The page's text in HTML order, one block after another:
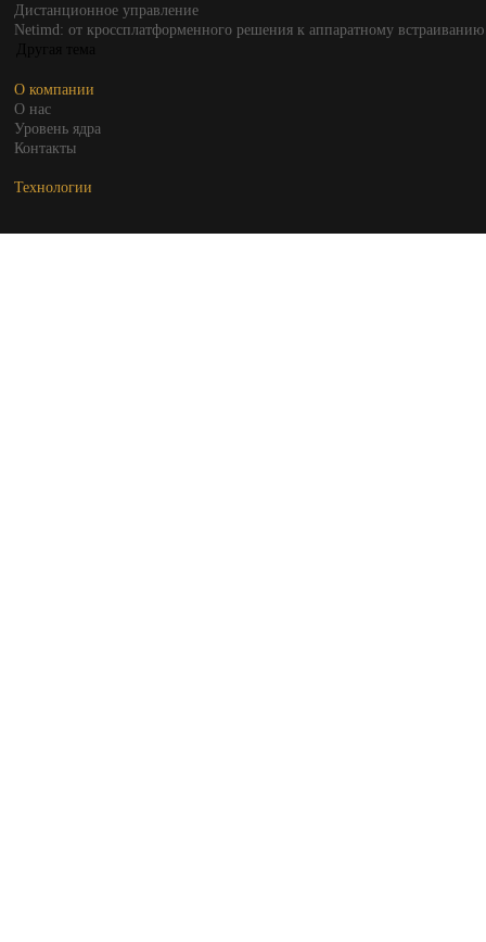
Дистанционное управление
Netimd: от кроссплатформенного решения к аппаратному встраиванию
О компании
О нас
Уровень ядра
Контакты
Технологии